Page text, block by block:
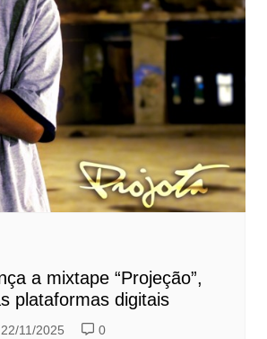
a mixtape “Projeção”,
plataformas digitais
22/11/2025 0